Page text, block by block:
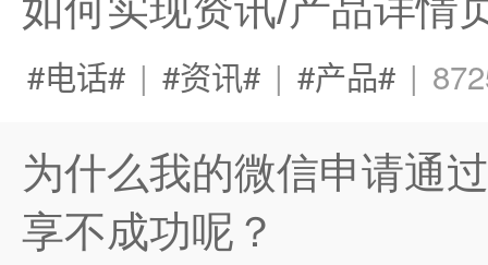
电话 | 资讯 | 产品 |
为什么我的微信申请通
享不成功呢？